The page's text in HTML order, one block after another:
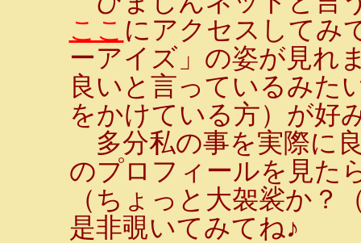
ここ にアクセスしてみ
ーアイズ」の姿が見れ
良いと言っているみた
をかけている方）が好
多分私の事を実際に
のプロフィールを見た
（ちょっと大袈裟か？
是非覗いてみてね♪